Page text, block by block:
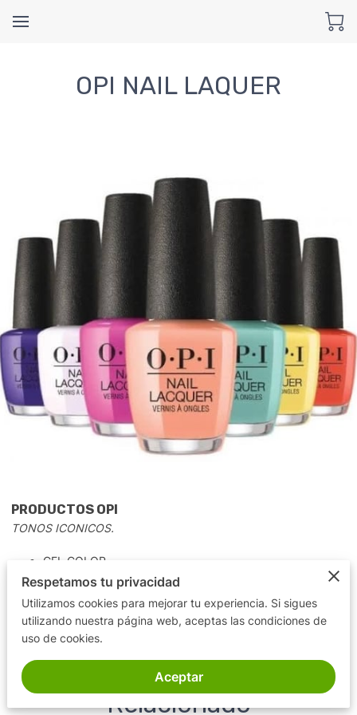
OPI NAIL LAQUER
PRODUCTOS OPI
TONOS ICONICOS.
GEL COLOR.
INFINITY SHINE.
NAIL LAQUER BASE NAIL Y TOP COATS.
Relacionado
Respetamos tu privacidad
Utilizamos cookies para mejorar tu experiencia. Si sigues
utilizando nuestra página web, aceptas las condiciones de
uso de cookies.
Aceptar